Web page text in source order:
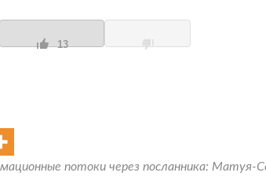
13
потоки через посланника: Матуя-